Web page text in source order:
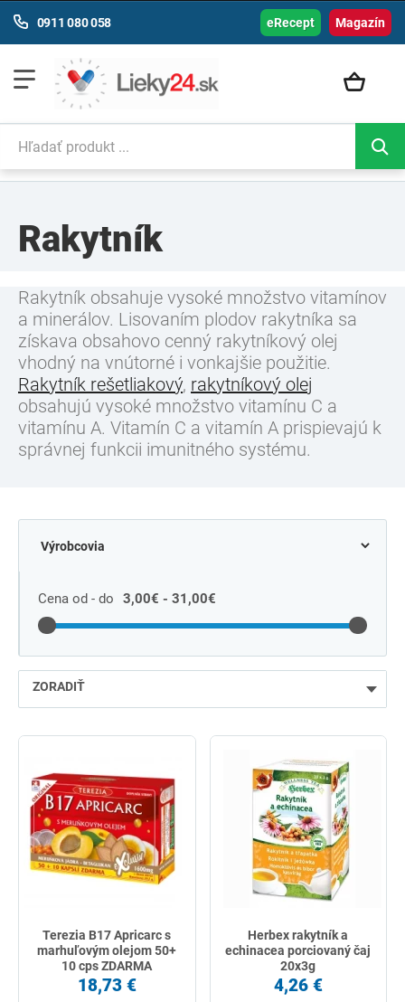
Magazín
0911 080 058 eRecept
Rakytník
Rakytník obsahuje vysoké množstvo vitamínov
a minerálov. Lisovaním plodov rakytníka sa
získava obsahovo cenný rakytníkový olej
vhodný na vnútorné i vonkajšie použitie.
Rakytník rešetliakový, rakytníkový olej
obsahujú vysoké množstvo vitamínu C a
vitamínu A. Vitamín C a vitamín A prispievajú k
správnej funkcii imunitného systému.
Cena od - do 3,00€ - 31,00€
ZORADIŤ
najpredávanejšie
podľa názvu od A
Terezia B17 Apricarc s
marhuľovým olejom 50+
10 cps ZDARMA
18,73 €
Herbex rakytník a
echinacea porciovaný čaj
20x3g
4,26 €